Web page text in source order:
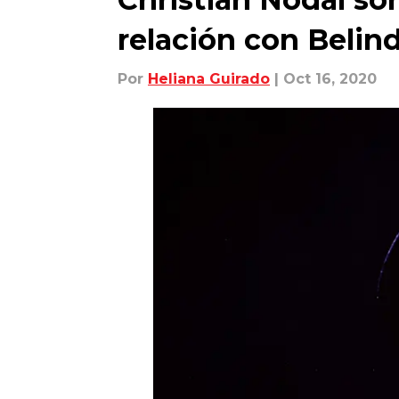
relación con
Por Heliana Guirado | Oct 16, 2020